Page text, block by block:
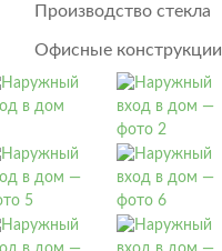
Производство стекла
Офисные конструкции